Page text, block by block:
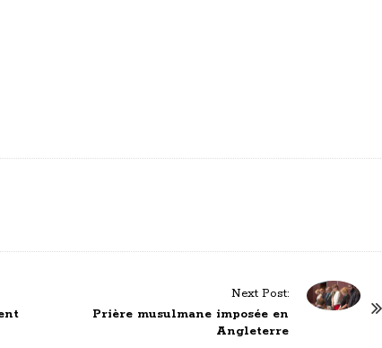
Next Post:
Prière musulmane imposée en
Angleterre